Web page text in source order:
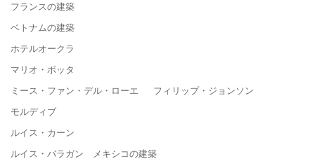
フランスの建築
ベトナムの建築
ホテルオークラ
マリオ・ボッタ
ミース・ファン・デル・ローエ フィリップ・ジョンソン
モルディブ
ルイス・カーン
ルイス・バラガン メキシコの建築